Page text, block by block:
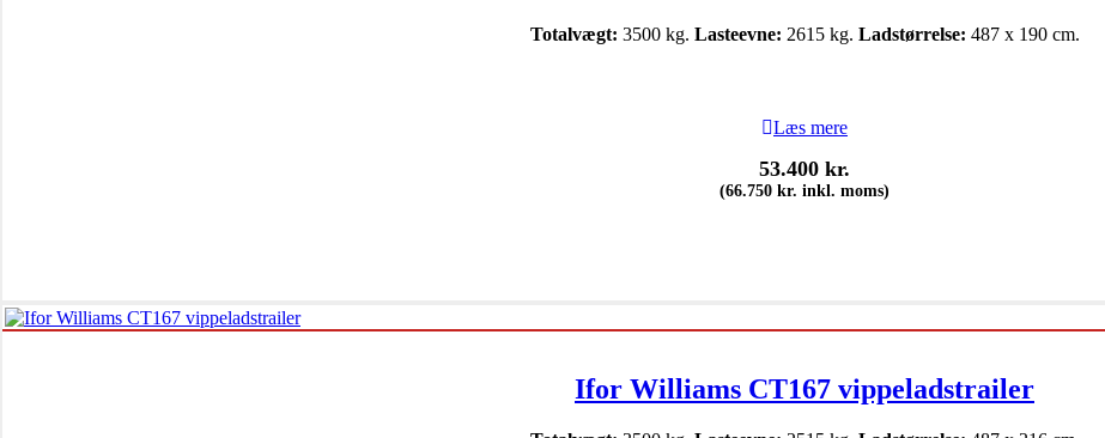
Totalvægt: 3500 kg. Lasteevne: 2615 kg. Ladstørrelse: 487 x 190 cm.
Læs mere
53.400 kr.
(66.750 kr. inkl. moms)
Ifor Williams CT167 vippeladstrailer